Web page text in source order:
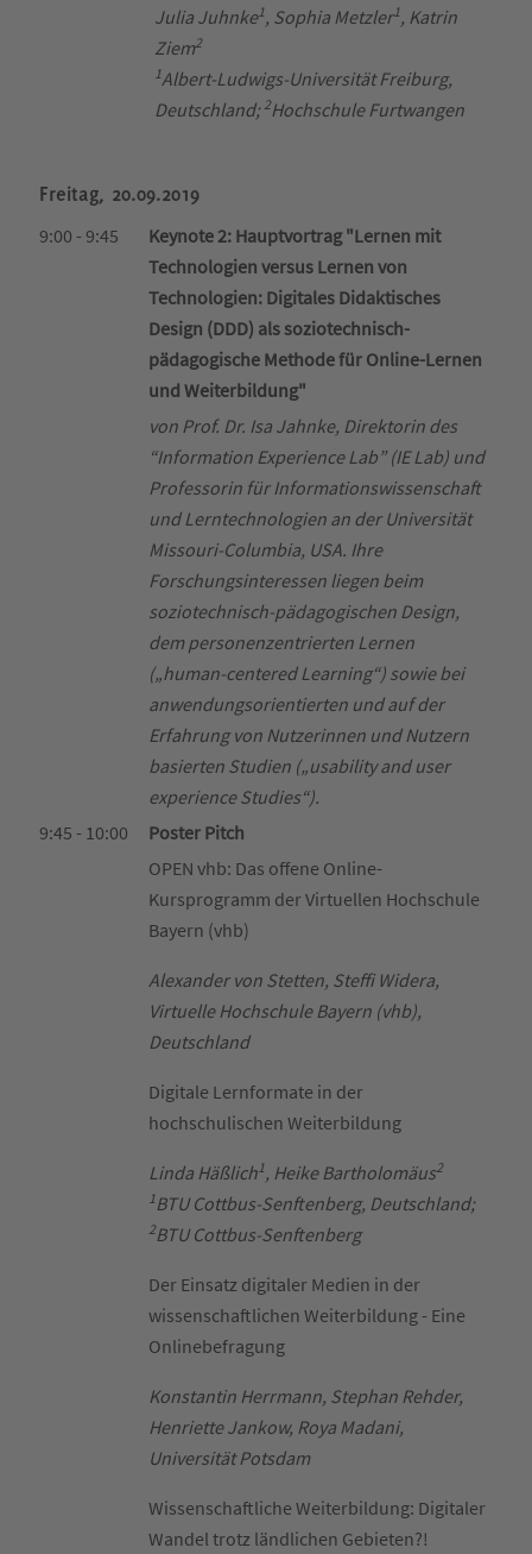
Julia Juhnke 1 , Sophia Metzler1 , Katrin
Ziem2
1Albert-Ludwigs-Universität Freiburg,
Deutschland; 2Hochschule Furtwangen
Freitag, 20.09.2019
9:00 - 9:45
Keynote 2: Hauptvortrag "Lernen mit
Technologien versus Lernen von
Technologien: Digitales Didaktisches
Design (DDD) als soziotechnisch-
pädagogische Methode für Online-Lernen
und Weiterbildung"
von Prof. Dr. Isa Jahnke, Direktorin des
“Information Experience Lab” (IE Lab) und
Professorin für Informationswissenschaft
und Lerntechnologien an der Universität
Missouri-Columbia, USA. Ihre
Forschungsinteressen liegen beim
soziotechnisch-pädagogischen Design,
dem personenzentrierten Lernen
(„human-centered Learning“) sowie bei
anwendungsorientierten und auf der
Erfahrung von Nutzerinnen und Nutzern
basierten Studien („usability and user
experience Studies“).
9:45 - 10:00
Poster Pitch
OPEN vhb: Das offene Online-
Kursprogramm der Virtuellen Hochschule
Bayern (vhb)
Alexander von Stetten, Steffi Widera,
Virtuelle Hochschule Bayern (vhb),
Deutschland
Digitale Lernformate in der
hochschulischen Weiterbildung
Linda Häßlich 1 , Heike Bartholomäus2
1 BTU Cottbus-Senftenberg, Deutschland;
2BTU Cottbus-Senftenberg
Der Einsatz digitaler Medien in der
wissenschaftlichen Weiterbildung - Eine
Onlinebefragung
Konstantin Herrmann, Stephan Rehder,
Henriette Jankow, Roya Madani,
Universität Potsdam
Wissenschaftliche Weiterbildung: Digitaler
Wandel trotz ländlichen Gebieten?!